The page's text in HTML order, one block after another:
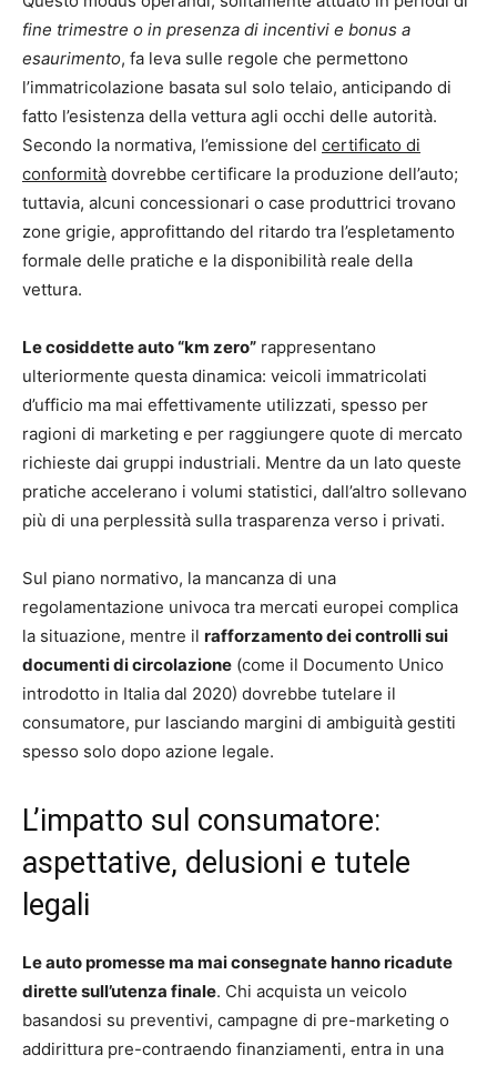
fine trimestre o in presenza di incentivi e bonus a
esaurimento, fa leva sulle regole che permettono
l’immatricolazione basata sul solo telaio, anticipando di
fatto l’esistenza della vettura agli occhi delle autorità.
Secondo la normativa, l’emissione del certificato di
conformità dovrebbe certificare la produzione dell’auto;
tuttavia, alcuni concessionari o case produttrici trovano
zone grigie, approfittando del ritardo tra l’espletamento
formale delle pratiche e la disponibilità reale della
vettura.
Le cosiddette auto “km zero” rappresentano
ulteriormente questa dinamica: veicoli immatricolati
d’ufficio ma mai effettivamente utilizzati, spesso per
ragioni di marketing e per raggiungere quote di mercato
richieste dai gruppi industriali. Mentre da un lato queste
pratiche accelerano i volumi statistici, dall’altro sollevano
più di una perplessità sulla trasparenza verso i privati.
Sul piano normativo, la mancanza di una
regolamentazione univoca tra mercati europei complica
la situazione, mentre il rafforzamento dei controlli sui
documenti di circolazione (come il Documento Unico
introdotto in Italia dal 2020) dovrebbe tutelare il
consumatore, pur lasciando margini di ambiguità gestiti
spesso solo dopo azione legale.
L’impatto sul consumatore:
aspettative, delusioni e tutele
legali
Le auto promesse ma mai consegnate hanno ricadute
dirette sull’utenza finale. Chi acquista un veicolo
basandosi su preventivi, campagne di pre-marketing o
addirittura pre-contraendo finanziamenti, entra in una